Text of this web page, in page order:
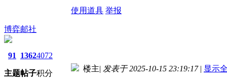
使用道具 举报
博弈邮社
91
主题
1362
帖子
4072
积分
楼主| 发表于 2025-10-15 23:19:17 | 显示